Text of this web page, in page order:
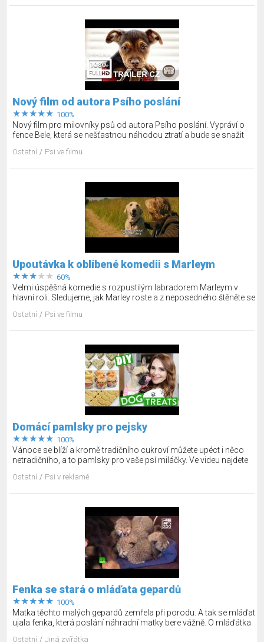
Nový film od autora Psího poslání
100%
Nový film pro milovníky psů od autora Psího poslání. Vypráví o
fence Bele, která se nešťastnou náhodou ztratí a bude se snažit
dobrodružství.
Ostatní Psi ve filmu
Upoutávka k oblíbené komedii s Marleym
60%
Velmi úspěšná komedie s rozpustilým labradorem Marleym v
hlavní roli. Sledujeme, jak Marley roste a z neposedného štěněte se
Ostatní Psi ve filmu
Domácí pamlsky pro pejsky
100%
Vánoce se blíží a kromě tradičního cukroví můžete upéct i něco
netradičního, a to pamlsky pro vaše psí miláčky. Ve videu najdete
pejskovi dobrotu z jeho oblíbených surovin.
Ostatní Psi v reklamě
Fenka se stará o mláďata gepardů
100%
Matka těchto malých gepardů zemřela při porodu. A tak se mláďat
ujala fenka, která poslání náhradní matky bere vážně. O mláďátka
Ostatní Jiná zvířátka